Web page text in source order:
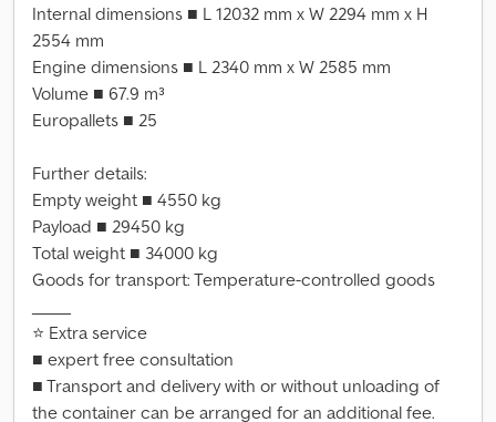
Internal dimensions ■ L 12032 mm x W 2294 mm x H
2554 mm
Engine dimensions ■ L 2340 mm x W 2585 mm
Volume ■ 67.9 m³
Europallets ■ 25
Further details:
Empty weight ■ 4550 kg
Payload ■ 29450 kg
Total weight ■ 34000 kg
Goods for transport: Temperature-controlled goods
⭐ Extra service
■ expert free consultation
■ Transport and delivery with or without unloading of
the container can be arranged for an additional fee.